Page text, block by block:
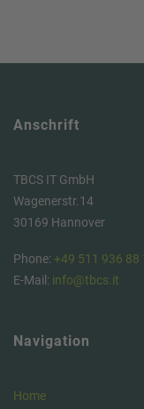
Anschrift
TBCS IT GmbH
Wagenerstr.14
30169 Hannover
Phone: +49 511 936 88
E-Mail: info@tbcs.it
Navigation
Home